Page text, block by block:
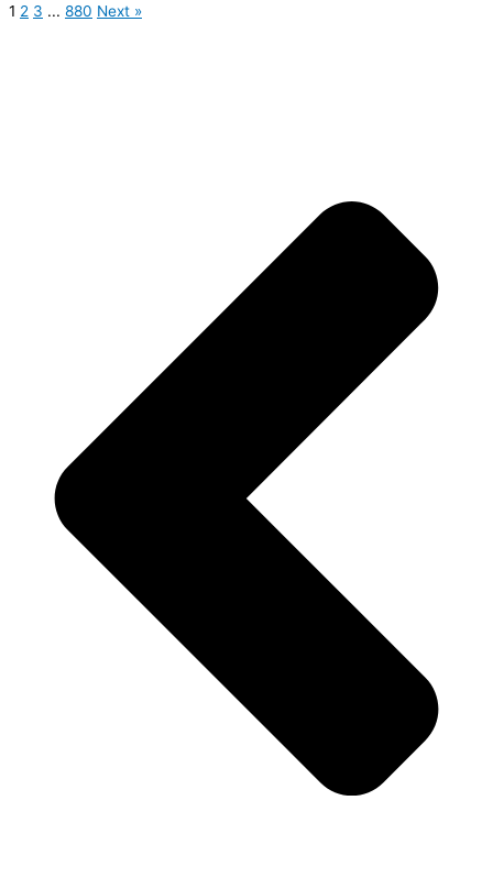
1 2 3 ... 880 Next »